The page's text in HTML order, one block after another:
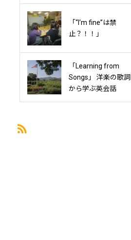
「“I’m fine”は禁
止？！！」
「Learning from
Songs」 洋楽の歌詞
から学ぶ英会話